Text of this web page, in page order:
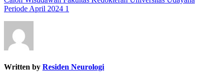
Written by Residen Neurologi